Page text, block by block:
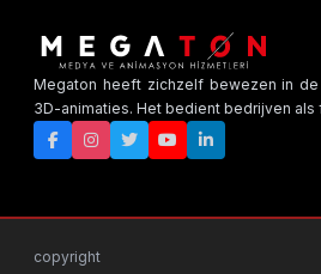
Megaton heeft zichzelf bewezen in
3D-animaties. Het bedient bedrijven als
copyright